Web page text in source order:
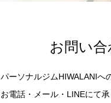
お問い合
パーソナルジムHIWALANIへ
お電話・メール・LINEにて承